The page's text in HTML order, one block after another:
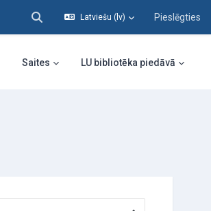
Pārslēgt meklēšanas ievadi
Latviešu ‎(lv)‎ Pieslēgties
Saites LU bibliotēka piedāvā